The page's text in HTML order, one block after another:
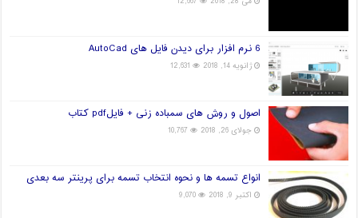
6 نرم افزار برای دیدن فایل های AutoCad
ژانویه 14, 2018 12,631
اصول و روش های سمباده زنی + فایلpdf کتاب
جولای 26, 2018 10,767
انواع تسمه ها و نحوه انتخاب تسمه برای پرینتر سه بعدی
اکتبر 9, 2018 9,070